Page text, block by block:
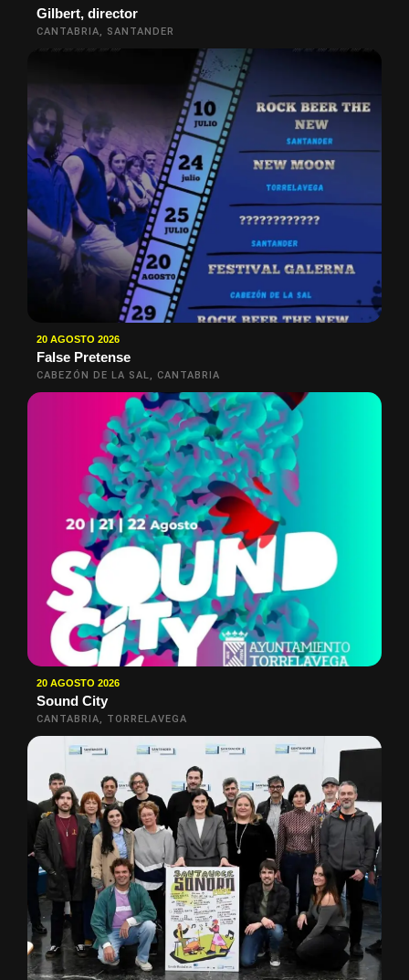
Gilbert, director
CANTABRIA, SANTANDER
20 AGOSTO 2026
False Pretense
CABEZÓN DE LA SAL, CANTABRIA
20 AGOSTO 2026
Sound City
CANTABRIA, TORRELAVEGA